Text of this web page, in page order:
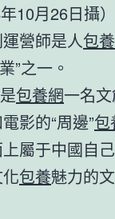
10月26日攝）
營師是人包
業”之一。
包養網一名
影的“周邊”包
屬于中國自
包養魅力的